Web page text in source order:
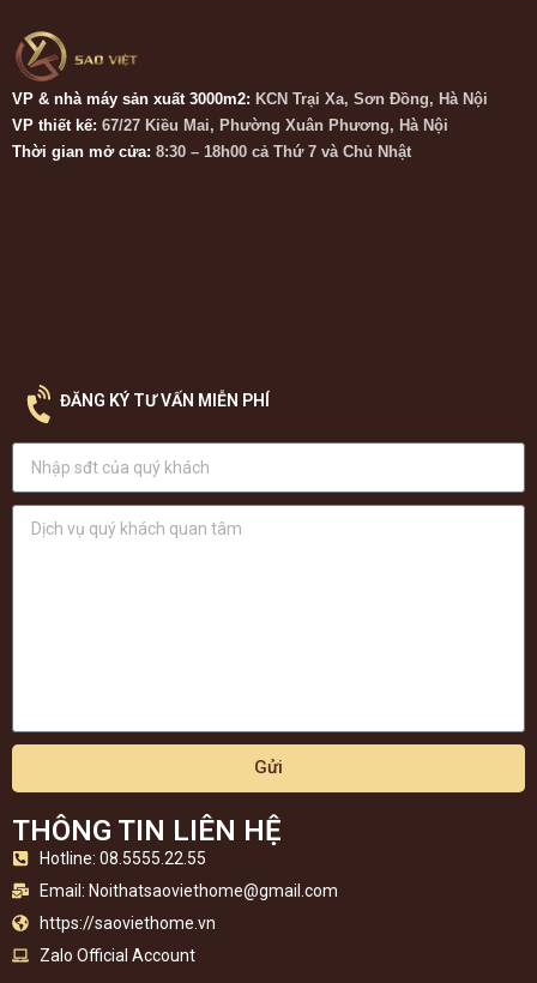
VP & nhà máy sản xuất 3000m2: KCN Trại Xa, Sơn Đồng, Hà Nội
VP thiết kế: 67/27 Kiều Mai, Phường Xuân Phương, Hà Nội
Thời gian mở cửa: 8:30 – 18h00 cả Thứ 7 và Chủ Nhật
ĐĂNG KÝ TƯ VẤN MIỄN PHÍ
Gửi
THÔNG TIN LIÊN HỆ
Hotline: 08.5555.22.55
Email: Noithatsaoviethome@gmail.com
https://saoviethome.vn
Zalo Official Account